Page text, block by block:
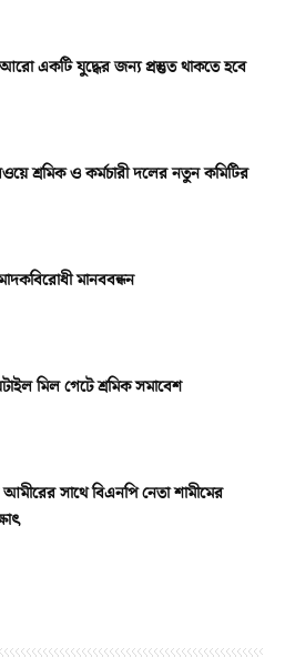
একটি যুদ্ধের জন্য প্রস্তুত থাকতে হবে
শ্রমিক ও কর্মচারী দলের নতুন কমিটির
মানববন্ধন
মিল গেটে শ্রমিক সমাবেশ
সাথে বিএনপি নেতা শামীমের